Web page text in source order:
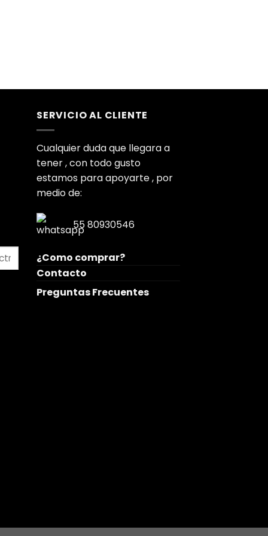
SERVICIO AL CLIENTE
Cualquier duda que llegara a
tener , con todo gusto
estamos para apoyarte , por
medio de:
55 80930546
¿Como comprar?
Contacto
Preguntas Frecuentes